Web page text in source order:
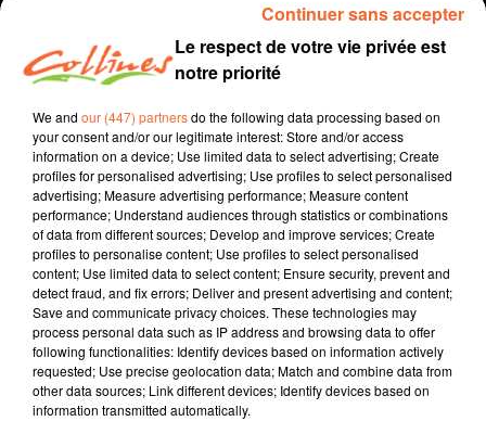
info
4 mai 2024 - 8 min 49 sec
JOURNAL DU SAMEDI 4 MAI (MATIN)
Fabien Gazeau
L'info près de chez vous
Présenté par Fabien Gazeau
- 500 pompiers aujourd'hui à Parthenay
- Des plantes anodines et pourtant dangereuses, l’alerte
est lancée à Thouars par une spécialiste
Le respect de votre vie privée est
notre priorité
We and our (447) partnersdo the following data processing based on
your consent and/or our legitimate interest: Store and/or access
information on a device; Use limited data to select advertising; Create
profiles for personalised advertising; Use profiles to select personalised
advertising; Measure advertising performance; Measure content
performance; Understand audiences through statistics or combinations
of data from different sources; Develop and improve services; Create
profiles to personalise content; Use profiles to select personalised
content; Use limited data to select content; Ensure security, prevent and
detect fraud, and fix errors; Deliver and present advertising and content;
Save and communicate privacy choices. These technologies may
process personal data such as IP address and browsing data to offer
following functionalities: Identify devices based on information actively
requested; Use precise geolocation data; Match and combine data from
other data sources; Link different devices; Identify devices based on
information transmitted automatically.
Continuer sans accepter